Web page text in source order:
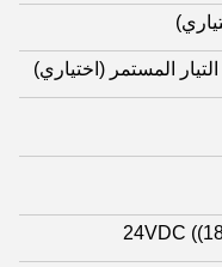
المستمر (اختياري)
24VDC